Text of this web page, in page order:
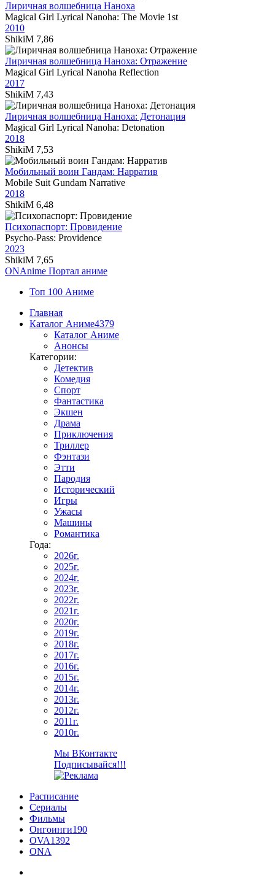
Лиричная волшебница Наноха
Magical Girl Lyrical Nanoha: The Movie 1st
2010
ShikiM 7,86
Лиричная волшебница Наноха: Отражение
Magical Girl Lyrical Nanoha Reflection
2017
ShikiM 7,43
Лиричная волшебница Наноха: Детонация
Magical Girl Lyrical Nanoha: Detonation
2018
ShikiM 7,53
Мобильный воин Гандам: Нарратив
Mobile Suit Gundam Narrative
2018
ShikiM 6,48
Психопаспорт: Провидение
Psycho-Pass: Providence
2023
ShikiM 7,65
ONAnime Портал аниме
Топ 100 Аниме
Главная
Каталог Аниме4379
Каталог Аниме
Анонсы
Категории:
Детектив
Комедия
Спорт
Фантастика
Экшен
Драма
Приключения
Триллер
Фэнтази
Этти
Пародия
Исторический
Игры
Ужасы
Машины
Романтика
Года:
2026г.
2025г.
2024г.
2023г.
2022г.
2021г.
2020г.
2019г.
2018г.
2017г.
2016г.
2015г.
2014г.
2013г.
2012г.
2011г.
2010г.
Мы ВКонтакте
Подписывайся!!!
Расписание
Сериалы
Фильмы
Онгоинги190
OVA1392
ONA